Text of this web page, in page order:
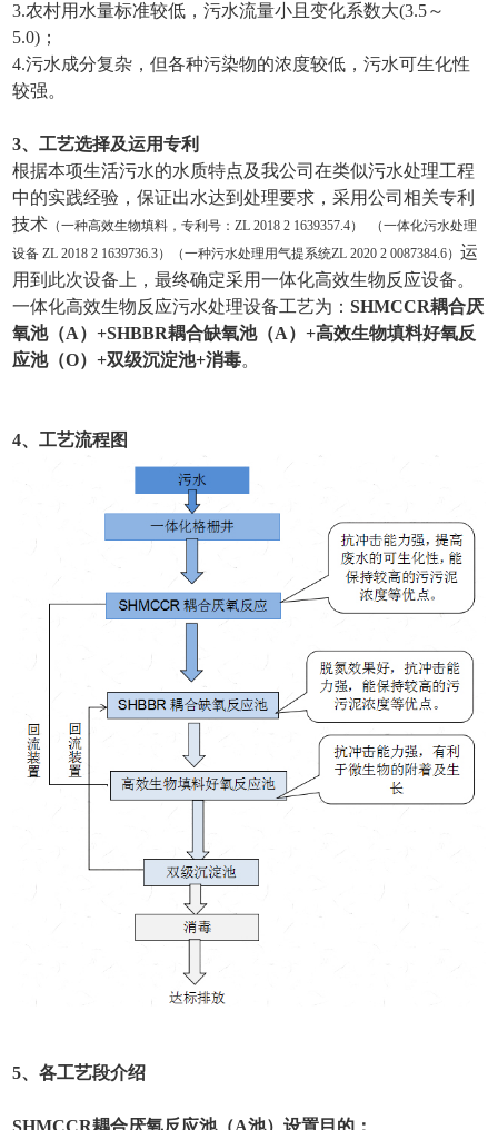
3.农村用水量标准较低，污水流量小且变化系数大(3.5～
5.0)；
4.污水成分复杂，但各种污染物的浓度较低，污水可生化性
较强。
3、工艺选择及运用专利
根据本项生活污水的水质特点及我公司在类似污水处理工程
中的实践经验，保证出水达到处理要求，采用公司相关专利
技术 （一种高效生物填料，专利号：ZL 2018 2 1639357.4） （一体化污水处理
设备 ZL 2018 2 1639736.3）（一种污水处理用气提系统ZL 2020 2 0087384.6）运
用到此次设备上，最终确定采用一体化高效生物反应设备。
一体化高效生物反应污水处理设备工艺为：SHMCCR耦合厌
氧池（A）+SHBBR耦合缺氧池（A）+高效生物填料好氧反
应池（O）+双级沉淀池+消毒。
4、工艺流程图
5、各工艺段介绍
SHMCCR耦合厌氧反应池（A池）设置目的：